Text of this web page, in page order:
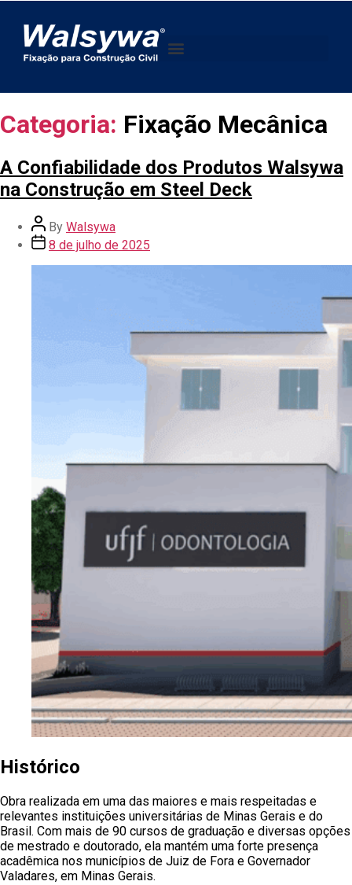
Categoria: Fixação Mecânica
A Confiabilidade dos Produtos Walsywa
na Construção em Steel Deck
By Walsywa
8 de julho de 2025
Histórico
Obra realizada em uma das maiores e mais respeitadas e
relevantes instituições universitárias de Minas Gerais e do
Brasil. Com mais de 90 cursos de graduação e diversas opções
de mestrado e doutorado, ela mantém uma forte presença
acadêmica nos municípios de Juiz de Fora e Governador
Valadares, em Minas Gerais.